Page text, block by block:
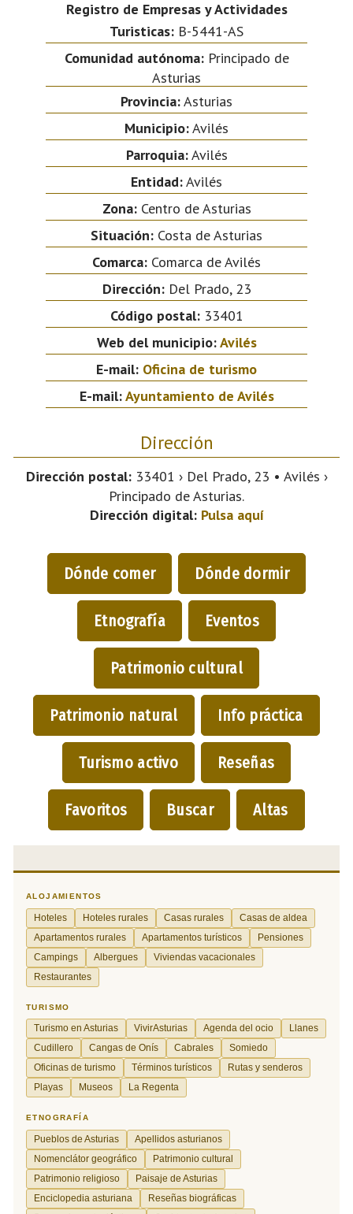
Registro de Empresas y Actividades
Turisticas: B-5441-AS
Comunidad autónoma:Principado de
Asturias
Provincia:Asturias
Municipio:Avilés
Parroquia:Avilés
Entidad:Avilés
Zona:Centro de Asturias
Situación: Costa de Asturias
Comarca: Comarca de Avilés
Dirección:Del Prado, 23
Código postal:33401
Web del municipio:Avilés
E-mail: Oficina de turismo
E-mail:Ayuntamiento de Avilés
Dirección
Dirección postal:33401 › Del Prado, 23 • Avilés ›
Principado de Asturias.
Dirección digital: Pulsa aquí
Dónde comer Dónde dormir
Etnografía Eventos
Patrimonio cultural
Patrimonio natural Info práctica
Turismo activo Reseñas
Favoritos Buscar Altas